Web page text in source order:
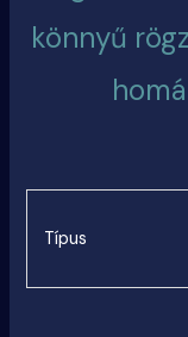
könnyű
Típus